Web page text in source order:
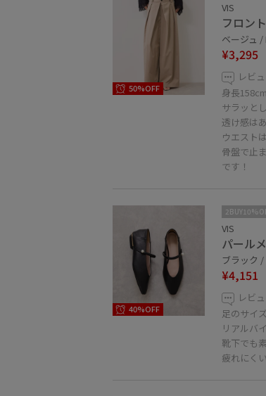
50%OFF
VIS
フロン
ベージュ /
¥3,295
レビ
身長
サラッと
透け感は
ウエスト
骨盤で止
です！
40%OFF
VIS
パール
ブラック /
¥4,151
レビ
足のサイ
リアルバ
靴下でも
疲れにく